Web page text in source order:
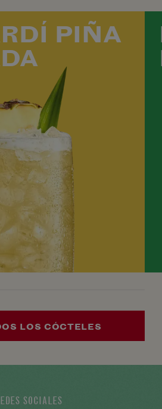
PIÑA
LOS CÓCTELES
SOCIALES